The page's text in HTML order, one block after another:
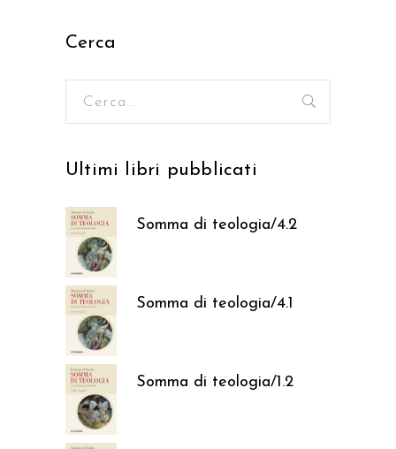
Cerca
Ultimi libri pubblicati
Somma di teologia/4.2
37,05€
Somma di teologia/4.1
37,05€
Somma di teologia/1.2
37,05€